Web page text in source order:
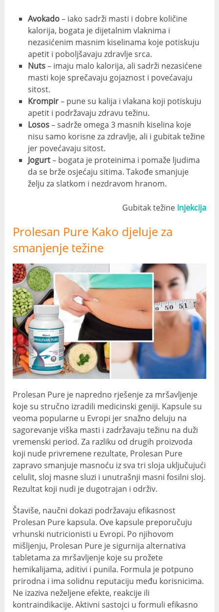
Avokado– iako sadrži masti i dobre količine
kalorija, bogata je dijetalnim vlaknima i
nezasićenim masnim kiselinama koje potiskuju
apetit i poboljšavaju zdravlje srca.
Nuts– imaju malo kalorija, ali sadrži nezasićene
masti koje sprečavaju gojaznost i povećavaju
sitost.
Krompir– pune su kalija i vlakana koji potiskuju
apetit i podržavaju zdravu težinu.
Losos– sadrže omega 3 masnih kiselina koje
nisu samo korisne za zdravlje, ali i gubitak težine
jer povećavaju sitost.
Jogurt– bogata je proteinima i pomaže ljudima
da se brže osjećaju sitima. Takođe smanjuje
želju za slatkom i nezdravom hranom.
Gubitak težine Injekcija
Prolesan Pure Kako djeluje za
smanjenje težine
Prolesan Pure je napredno rješenje za mršavljenje
koje su stručno izradili medicinski geniji. Kapsule su
veoma popularne u Evropi jer snažno deluju na
sagorevanje viška masti i zadržavaju težinu na duži
vremenski period. Za razliku od drugih proizvoda
koji nude privremene rezultate, Prolesan Pure
zapravo smanjuje masnoću iz sva tri sloja uključujući
celulit, sloj masne sluzi i unutrašnji masni fosilni sloj.
Rezultat koji nudi je dugotrajan i održiv.
Štaviše, naučni dokazi podržavaju efikasnost
Prolesan Pure kapsula. Ove kapsule preporučuju
vrhunski nutricionisti u Evropi. Po njihovom
mišljenju, Prolesan Pure je sigurnija alternativa
tabletama za mršavljenje koje su prožete
hemikalijama, aditivi i punila. Formula je potpuno
prirodna i ima solidnu reputaciju među korisnicima.
Ne izaziva neželjene efekte, reakcije ili
kontraindikacije. Aktivni sastojci u formuli efikasno